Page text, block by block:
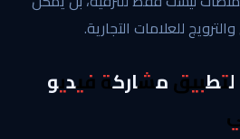
للعلامات التجارية.
لتطبيق مشاركة فيديو